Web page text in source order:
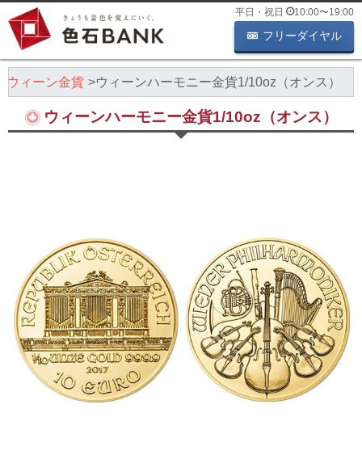
平日・祝日 10:00〜19:00
フリーダイヤル
ウィーン金貨 ウィーンハーモニー金貨1/10oz（オンス）
ウィーンハーモニー金貨1/10oz（オンス）